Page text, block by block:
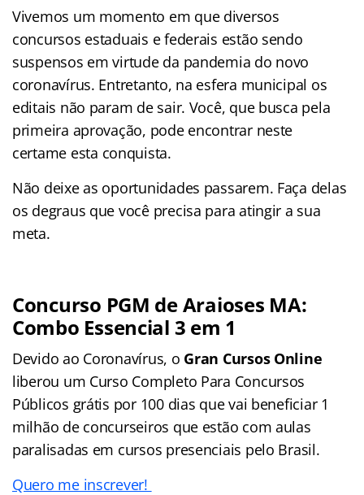
Vivemos um momento em que diversos
concursos estaduais e federais estão sendo
suspensos em virtude da pandemia do novo
coronavírus. Entretanto, na esfera municipal os
editais não param de sair. Você, que busca pela
primeira aprovação, pode encontrar neste
certame esta conquista.
Não deixe as oportunidades passarem. Faça delas
os degraus que você precisa para atingir a sua
meta.
Concurso PGM de Araioses MA:
Combo Essencial 3 em 1
Devido ao Coronavírus, o Gran Cursos Online
liberou um Curso Completo Para Concursos
Públicos grátis por 100 dias que vai beneficiar 1
milhão de concurseiros que estão com aulas
paralisadas em cursos presenciais pelo Brasil.
Quero me inscrever!